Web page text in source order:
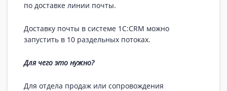
по доставке линии почты.
Доставку почты в системе 1С:CRM можно
запустить в 10 раздельных потоках.
Для чего это нужно?
Для отдела продаж или сопровождения